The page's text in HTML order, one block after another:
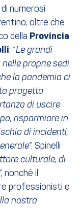
numerosi
oltre che
della Provincia
: “Le grandi
proprie sedi
la pandemia ci
progetto
di uscire
risparmiare in
di incidenti,
”. Spinelli
culturale, di
”, nonché il
professionisti e
nostra